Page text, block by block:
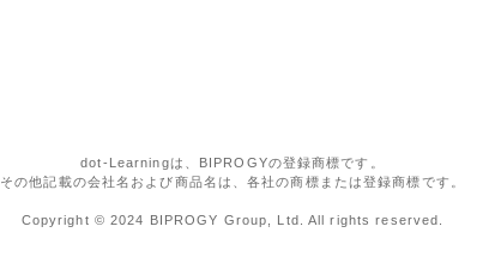
dot-Learningは、BIPROGYの登録商標です。
その他記載の会社名および商品名は、各社の商標または登録商標です。
Copyright © 2024 BIPROGY Group, Ltd. All rights reserved.